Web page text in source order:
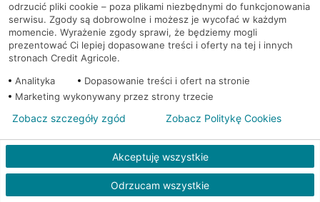
Warszawa, Domaniewska
42
Bankomat (Planet
Cash)
52
Cash)
Warszawa, Emilii Plater
Bankomat (Planet
Warszawa, Emilii Plater
Bankomat (Planet
odrzucić pliki cookie – poza plikami niezbędnymi do funkcjonowania
serwisu. Zgody są dobrowolne i możesz je wycofać w każdym
momencie. Wyrażenie zgody sprawi, że będziemy mogli
prezentować Ci lepiej dopasowane treści i oferty na tej i innych
stronach Credit Agricole.
Analityka
Dopasowanie treści i ofert na stronie
Marketing wykonywany przez strony trzecie
Akceptuję wszystkie
Odrzucam wszystkie
Zobacz szczegóły zgód Zobacz Politykę Cookies